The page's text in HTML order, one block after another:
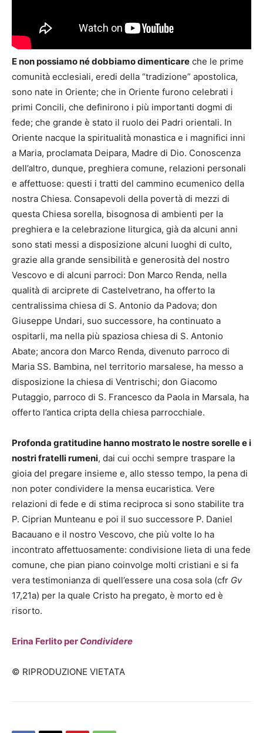
E non possiamo né dobbiamo dimenticare che le prime
comunità ecclesiali, eredi della “tradizione” apostolica,
sono nate in Oriente; che in Oriente furono celebrati i
primi Concili, che definirono i più importanti dogmi di
fede; che grande è stato il ruolo dei Padri orientali. In
Oriente nacque la spiritualità monastica e i magnifici inni
a Maria, proclamata Deipara, Madre di Dio. Conoscenza
dell’altro, dunque, preghiera comune, relazioni personali
e affettuose: questi i tratti del cammino ecumenico della
nostra Chiesa. Consapevoli della povertà di mezzi di
questa Chiesa sorella, bisognosa di ambienti per la
preghiera e la celebrazione liturgica, già da alcuni anni
sono stati messi a disposizione alcuni luoghi di culto,
grazie alla grande sensibilità e generosità del nostro
Vescovo e di alcuni parroci: Don Marco Renda, nella
qualità di arciprete di Castelvetrano, ha offerto la
centralissima chiesa di S. Antonio da Padova; don
Giuseppe Undari, suo successore, ha continuato a
ospitarli, ma nella più spaziosa chiesa di S. Antonio
Abate; ancora don Marco Renda, divenuto parroco di
Maria SS. Bambina, nel territorio marsalese, ha messo a
disposizione la chiesa di Ventrischi; don Giacomo
Putaggio, parroco di S. Francesco da Paola in Marsala, ha
offerto l’antica cripta della chiesa parrocchiale.
Profonda gratitudine hanno mostrato le nostre sorelle e i
nostri fratelli rumeni, dai cui occhi sempre traspare la
gioia del pregare insieme e, allo stesso tempo, la pena di
non poter condividere la mensa eucaristica. Vere
relazioni di fede e di stima reciproca si sono stabilite tra
P. Ciprian Munteanu e poi il suo successore P. Daniel
Bacauano e il nostro Vescovo, che più volte lo ha
incontrato affettuosamente: condivisione lieta di una fede
comune, che pian piano coinvolge molti cristiani e si fa
vera testimonianza di quell’essere una cosa sola (cfr Gv
17,21a) per la quale Cristo ha pregato, è morto ed è
risorto.
Erina Ferlito per Condividere
© RIPRODUZIONE VIETATA